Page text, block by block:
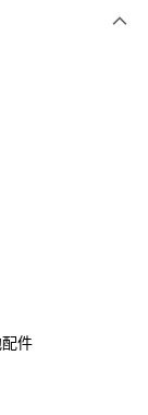
件